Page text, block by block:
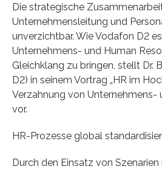
Die strategische
Unternehmensleitung und
unverzichtbar. Wie Vodafon D2
Unternehmens- und Human
Gleichklang zu bringen, stellt Dr.
D2) in seinem Vortrag „HR im
Verzahnung von Unternehmens-
vor.
HR-Prozesse global
Durch den Einsatz von